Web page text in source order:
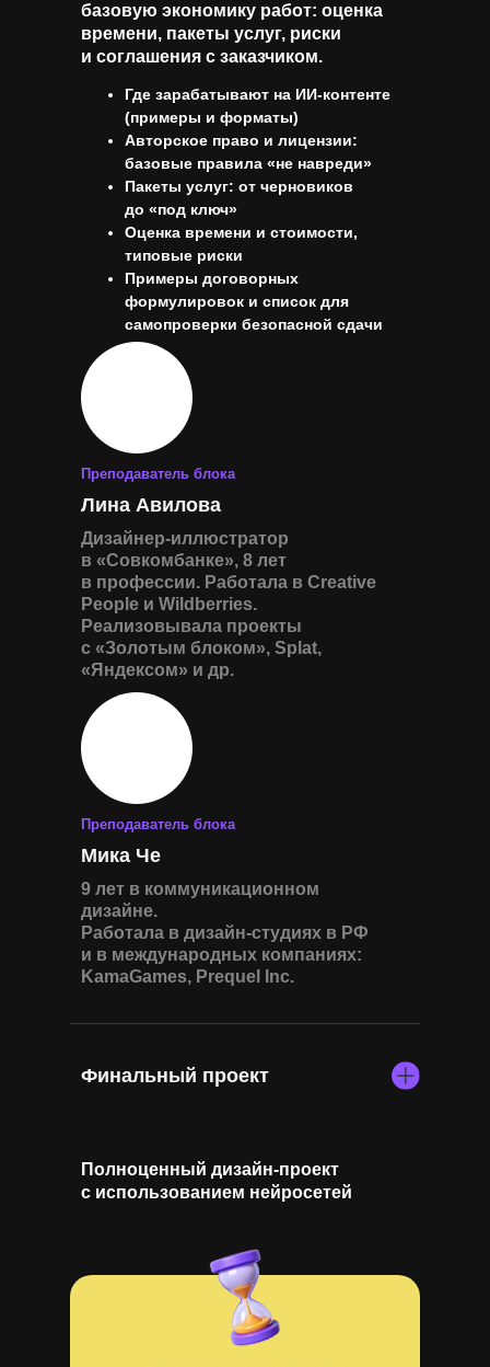
базовую экономику работ: оценка
времени, пакеты услуг, риски
и соглашения с заказчиком.
Где зарабатывают на ИИ-контенте
(примеры и форматы)
Авторское право и лицензии:
базовые правила «не навреди»
Пакеты услуг: от черновиков
до «под ключ»
Оценка времени и стоимости,
типовые риски
Примеры договорных
формулировок и список для
самопроверки безопасной сдачи
Лина Авилова
Дизайнер-иллюстратор
в «Совкомбанке», 8 лет
в профессии. Работала в Creative
People и Wildberries.
Реализовывала проекты
с «Золотым блоком», Splat,
«Яндексом» и др.
Преподаватель блока
Мика Че
9 лет в коммуникационном
дизайне.
Работала в дизайн-студиях в РФ
и в международных компаниях:
KamaGames, Prequel Inc.
Преподаватель блока
Финальный проект
Полноценный дизайн-проект
с использованием нейросетей